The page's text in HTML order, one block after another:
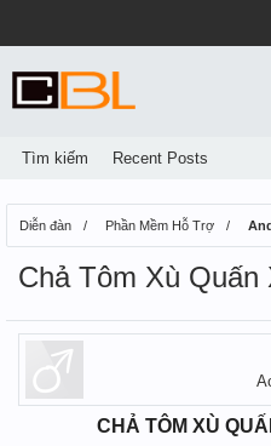
Diễn đàn Phần Mềm Hỗ Trợ
Chả Tôm Xù Quấn
CHẢ TÔM XÙ
Tìm kiếm Recent Posts